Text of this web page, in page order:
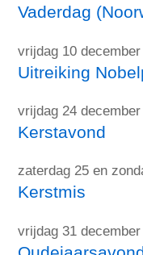
Vaderdag
vrijdag 10
Uitreiking
vrijdag 24
Kerstavond
zaterdag 25 en
Kerstmis
vrijdag 31